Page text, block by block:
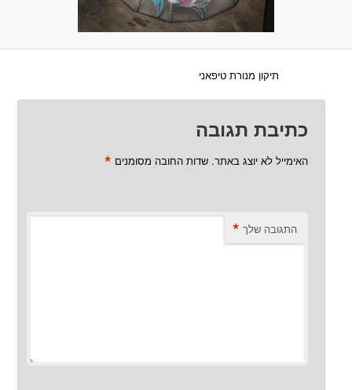
תיקון מנורת טיפאני
כתיבת תגובה
האימייל לא יוצג באתר. שדות החובה מסומנים *
התגובה שלך *